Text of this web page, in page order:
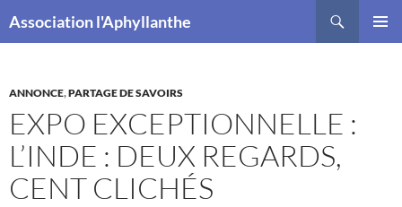
Association l'Aphyllanthe
ANNONCE,PARTAGE DE SAVOIRS
EXPO EXCEPTIONNELLE :
L’INDE : DEUX REGARDS,
CENT CLICHÉS